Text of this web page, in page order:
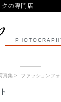
の専門店
真集> ファッションフォ